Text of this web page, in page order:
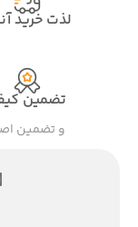
لذت خرید
تضمین
و تضمین